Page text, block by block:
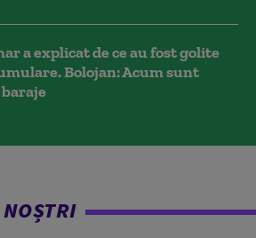
a explicat de ce au fost golite
Bolojan: Acum sunt